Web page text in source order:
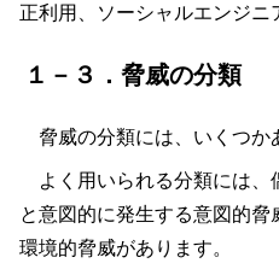
正利用、ソーシャルエンジニ
１－３．脅威の分類
脅威の分類には、いくつか
よく用いられる分類には
と意図的に発生する意図的
環境的脅威があります。